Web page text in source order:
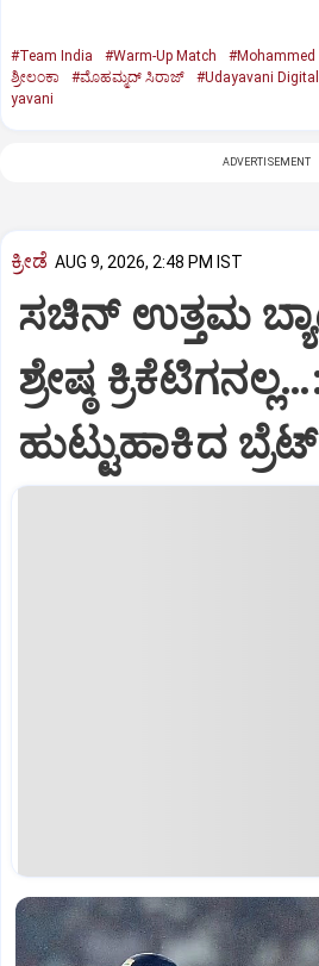
#Team India #Warm-Up Match #Mohammed
ಶ್ರೀಲಂಕಾ
#ಮೊಹಮ್ಮದ್ ಸಿರಾಜ್ #Udayavani Digital
yavani
ADVERTISEMENT
ಕ್ರೀಡೆ AUG 9, 2026, 2:48 PM IST
ಸಚಿನ್‌ ಉತ್ತಮ
ಶ್ರೇಷ್ಠ
ಹುಟ್ಟುಹಾಕಿದ